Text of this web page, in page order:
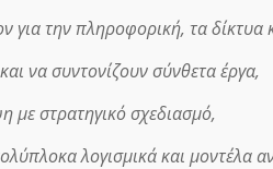
για την πληροφορική, τα δίκτυα
να συντονίζουν σύνθετα έργα,
με στρατηγικό σχεδιασμό,
λογισμικά και μοντέλα